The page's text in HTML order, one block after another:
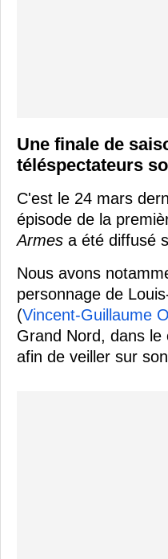
Une finale de
téléspectateurs
C'est le 24 mars
épisode de la
Armes a été diffusé
Nous avons
personnage de
(Vincent-Guillaume
Grand Nord, dans le
afin de veiller sur